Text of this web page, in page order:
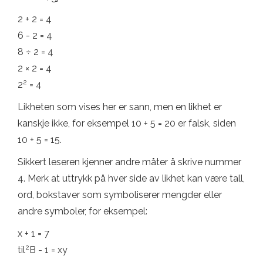
2 + 2 = 4
6 - 2 = 4
8 ÷ 2 = 4
2 × 2 = 4
22 = 4
Likheten som vises her er sann, men en likhet er
kanskje ikke, for eksempel 10 + 5 = 20 er falsk, siden
10 + 5 = 15.
Sikkert leseren kjenner andre måter å skrive nummer
4. Merk at uttrykk på hver side av likhet kan være tall,
ord, bokstaver som symboliserer mengder eller
andre symboler, for eksempel:
x + 1 = 7
til2B - 1 = xy